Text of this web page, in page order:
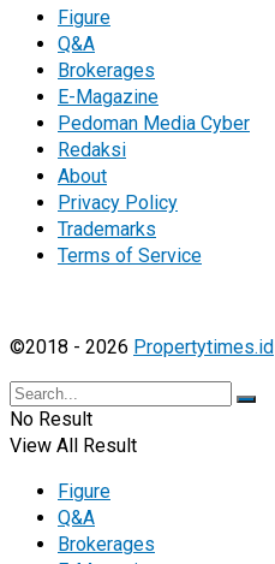
Figure
Q&A
Brokerages
E-Magazine
Pedoman Media Cyber
Redaksi
About
Privacy Policy
Trademarks
Terms of Service
©2018 - 2026 Propertytimes.id
No Result
View All Result
Figure
Q&A
Brokerages